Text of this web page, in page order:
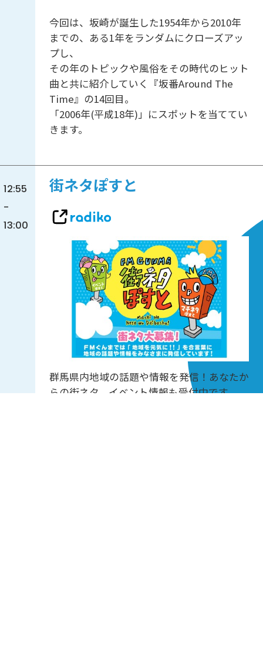
今回は、坂崎が誕生した1954年から2010年
までの、ある1年をランダムにクローズアッ
プし、
その年のトピックや風俗をその時代のヒット
曲と共に紹介していく『坂番Around The
Time』の14回目。
「2006年(平成18年)」にスポットを当ててい
きます。
12:55
-
13:00
街ネタぽすと
群馬県内地域の話題や情報を発信！あなたか
らの街ネタ、イベント情報も受付中です。